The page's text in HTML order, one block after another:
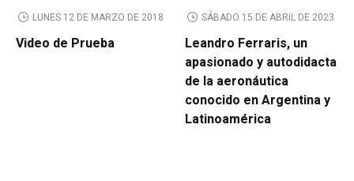
LUNES 12 DE MARZO DE 2018
Video de Prueba
SÁBADO 15 DE ABRIL DE 2023
Leandro Ferraris, un
apasionado y autodidacta
de la aeronáutica
conocido en Argentina y
Latinoamérica